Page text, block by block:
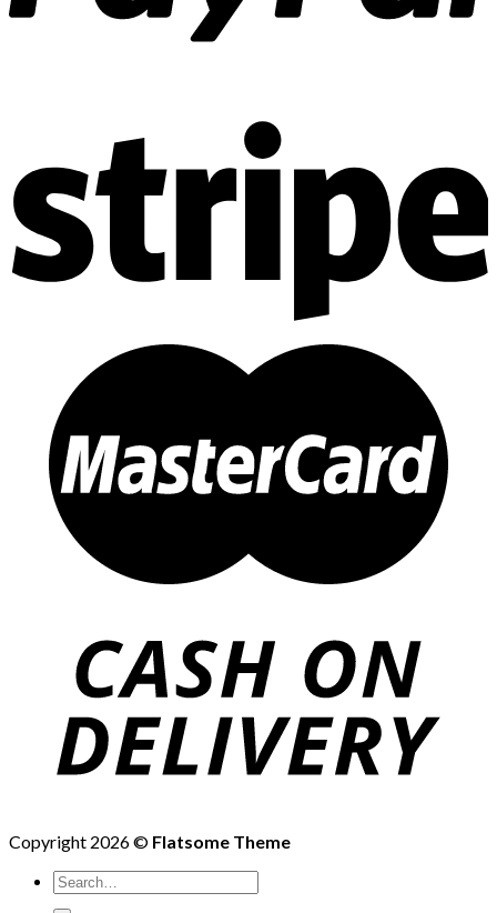
Copyright 2026 © Flatsome Theme
Search
for: